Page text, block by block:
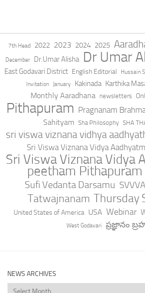
7th Head 2022 2023 2024 2025
December Dr.Umar Alisha Dr Umar
East Godavari District English Editorial Hussain
Invitation January Kakinada Karthika
Monthly Aaradhana
newsletters
Pithapuram Pragnanam
Sahityam Sha Philosophy SHA
sri viswa viznana vidhya
Sri Viswa Viznana Vidya
Sri Viswa Viznana Vidya
peetham
Sufi Vedanta Darsamu
Tatwajnanam Thursday
United States of America USA Webinar
West Godavari ప్రజ్ఞానం
NEWS ARCHIVES
News